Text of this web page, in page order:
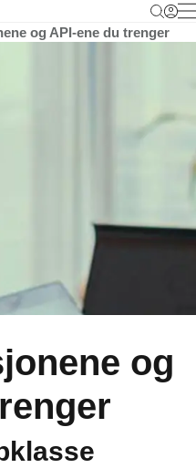
og API-ene du trenger
og